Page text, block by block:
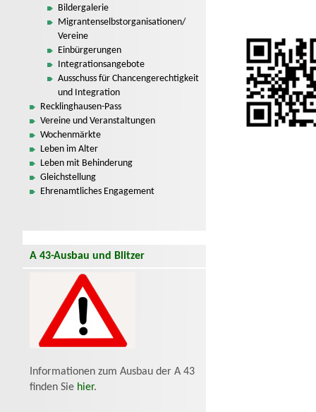
Bildergalerie
Migrantenselbstorganisationen/
Vereine
Einbürgerungen
Integrationsangebote
Ausschuss für Chancengerechtigkeit
und Integration
Recklinghausen-Pass
Vereine und Veranstaltungen
Wochenmärkte
Leben im Alter
Leben mit Behinderung
Gleichstellung
Ehrenamtliches Engagement
A 43-Ausbau und Blitzer
Informationen zum Ausbau der A 43
finden Sie hier.